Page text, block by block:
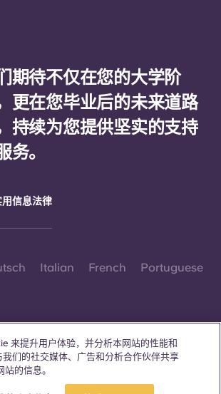
期待不仅在您的大学阶
更在您毕业后的未来道路
持续为您提供坚实的支持
务。
用信息法律
Italian French Portuguese
联系我们
来提升用户体验，并分析本网站的性能和
们的社交媒体、广告和分析合作伙伴共享
的信息。